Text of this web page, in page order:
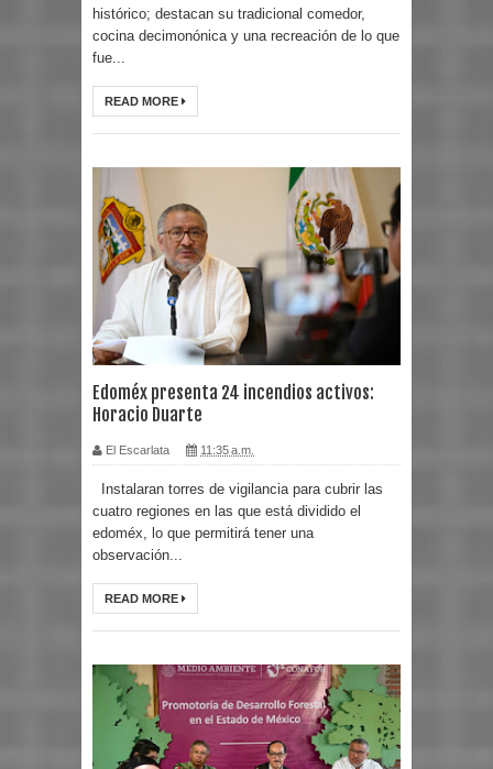
histórico; destacan su tradicional comedor,
cocina decimonónica y una recreación de lo que
fue...
READ MORE
Edoméx presenta 24 incendios activos:
Horacio Duarte
El Escarlata 11:35 a.m.
Instalaran torres de vigilancia para cubrir las
cuatro regiones en las que está dividido el
edoméx, lo que permitirá tener una
observación...
READ MORE